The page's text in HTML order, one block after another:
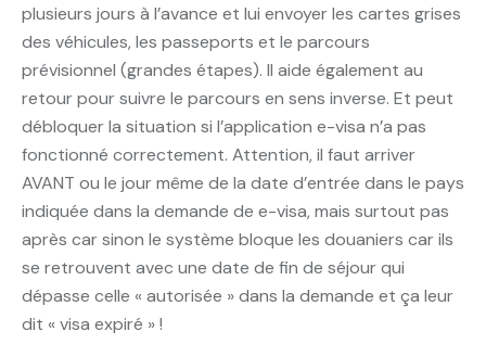
plusieurs jours à l’avance et lui envoyer les cartes grises
des véhicules, les passeports et le parcours
prévisionnel (grandes étapes). Il aide également au
retour pour suivre le parcours en sens inverse. Et peut
débloquer la situation si l’application e-visa n’a pas
fonctionné correctement. Attention, il faut arriver
AVANT ou le jour même de la date d’entrée dans le pays
indiquée dans la demande de e-visa, mais surtout pas
après car sinon le système bloque les douaniers car ils
se retrouvent avec une date de fin de séjour qui
dépasse celle « autorisée » dans la demande et ça leur
dit « visa expiré » !